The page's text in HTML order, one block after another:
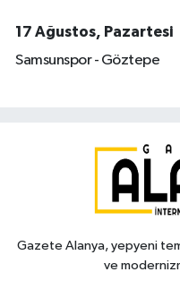
17 Ağustos, Pazartesi
Samsunspor - Göztepe
Gazete Alanya, yepyeni
ve